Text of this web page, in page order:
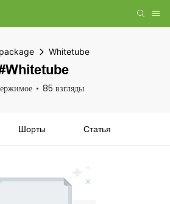
Whitetube
85 взгляды
Шорты Статья